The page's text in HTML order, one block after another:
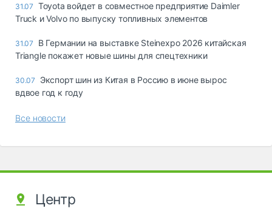
31.07 Toyota войдет в совместное предприятие Daimler
Truck и Volvo по выпуску топливных элементов
31.07
В Германии на выставке Steinexpo 2026 китайская
Triangle покажет новые шины для спецтехники
30.07
Экспорт шин из Китая в Россию в июне вырос
вдвое год к году
Все новости
Центр